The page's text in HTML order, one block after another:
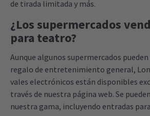
de tirada limitada y más.
¿Los supermercados
para teatro?
Aunque algunos supermercados
regalo de entretenimiento general,
vales electrónicos están disponibles
través de nuestra página web. Se
nuestra gama, incluyendo entradas